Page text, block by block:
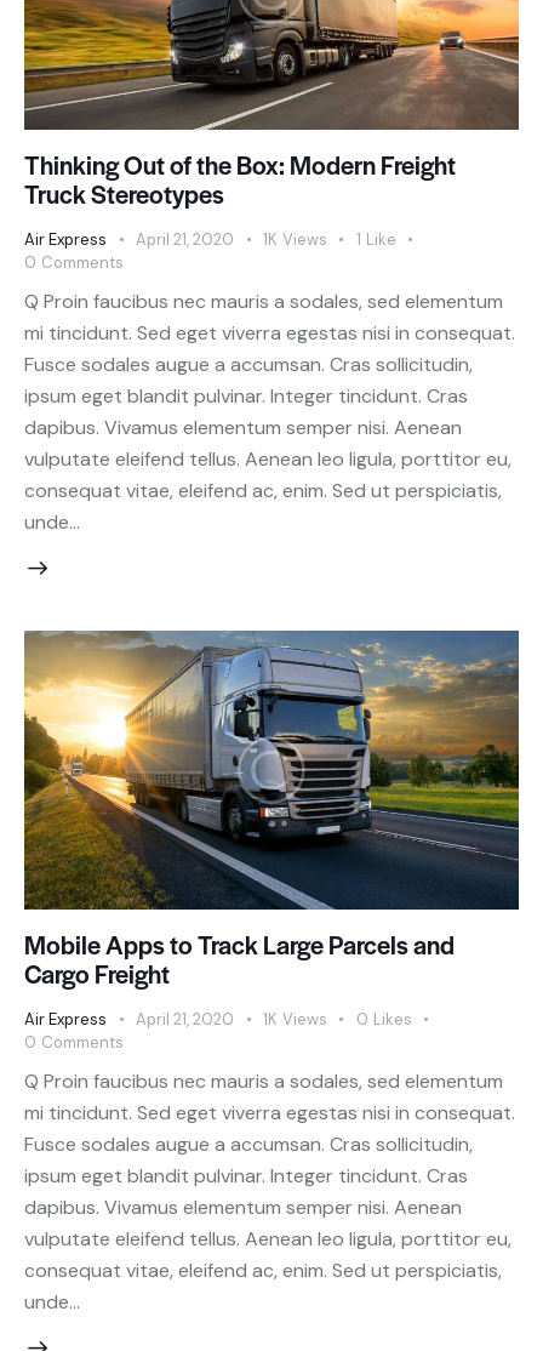
Thinking Out of the Box: Modern Freight
Truck Stereotypes
Air Express April 21, 2020 1K Views 1 Like
0 Comments
Q Proin faucibus nec mauris a sodales, sed elementum
mi tincidunt. Sed eget viverra egestas nisi in consequat.
Fusce sodales augue a accumsan. Cras sollicitudin,
ipsum eget blandit pulvinar. Integer tincidunt. Cras
dapibus. Vivamus elementum semper nisi. Aenean
vulputate eleifend tellus. Aenean leo ligula, porttitor eu,
consequat vitae, eleifend ac, enim. Sed ut perspiciatis,
unde…
Mobile Apps to Track Large Parcels and
Cargo Freight
Air Express April 21, 2020 1K Views 0 Likes
0 Comments
Q Proin faucibus nec mauris a sodales, sed elementum
mi tincidunt. Sed eget viverra egestas nisi in consequat.
Fusce sodales augue a accumsan. Cras sollicitudin,
ipsum eget blandit pulvinar. Integer tincidunt. Cras
dapibus. Vivamus elementum semper nisi. Aenean
vulputate eleifend tellus. Aenean leo ligula, porttitor eu,
consequat vitae, eleifend ac, enim. Sed ut perspiciatis,
unde…